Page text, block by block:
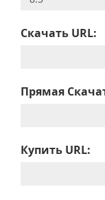
Скачать URL:
Прямая
Купить URL: